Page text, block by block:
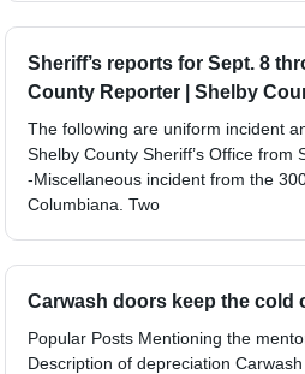
Sheriff’s reports for Sept. 8
County Reporter | Shelby
The following are uniform incident
Shelby County Sheriff’s Office from
-Miscellaneous incident from the
Columbiana. Two
Carwash doors keep the cold
Popular Posts Mentioning the
Description of depreciation